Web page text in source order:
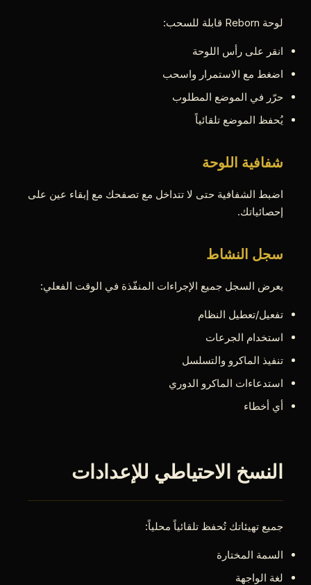
لوحة Reborn قابلة للسحب:
انقر على رأس اللوحة
اضغط مع الاستمرار واسحب
حرّر في الموضع المطلوب
يُحفظ الموضع تلقائياً
شفافية اللوحة
اضبط الشفافية حتى لا تتداخل مع تصفحك مع إبقاء عين على
إحصائياتك.
سجل النشاط
يعرض السجل جميع الإجراءات المنفّذة في الوقت الفعلي:
تفعيل/تعطيل النظام
استخدام الجرعات
تنفيذ الماكرو والتسلسل
استدعاءات الماكرو الدوري
أي أخطاء
النسخ الاحتياطي للإعدادات
جميع تهيئاتك تُحفظ تلقائياً محلياً:
السمة المختارة
لغة الواجهة